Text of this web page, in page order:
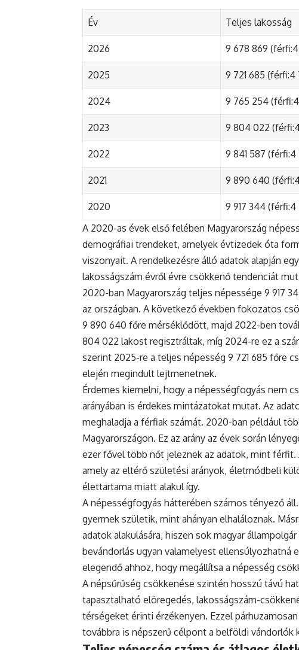
Év Teljes lakosság
2026 9 678 869
2025 9 721 685 (férfi:4
2024 9 765 254
2023 9 804 022
2022 9 841 587 (férfi:4
2021 9 890 640 (férfi:4
2020
9 917 344 (férfi:4
A 2020-as évek első felében Magyarország
demográfiai trendeket, amelyek évtizedek óta
viszonyait. A rendelkezésre álló adatok alapján
lakosságszám évről évre csökkenő tendenciát
2020-ban Magyarország teljes népessége 9 917
az országban. A következő években fokozatos
9 890 640 főre mérséklődött, majd 2022-ben
804 022 lakost regisztráltak, míg 2024-re ez a
szerint 2025-re a teljes népesség 9 721 685 főre
elején megindult lejtmenetnek.
Érdemes kiemelni, hogy a népességfogyás nem
arányában is érdekes mintázatokat mutat. Az
meghaladja a férfiak számát. 2020-ban például
Magyarországon. Ez az arány az évek során
ezer fővel több nőt jeleznek az adatok, mint
amely az eltérő születési arányok, életmódbeli
élettartama miatt alakul így.
A népességfogyás hátterében számos tényező
gyermek születik, mint ahányan elhaláloznak.
adatok alakulására, hiszen sok magyar
bevándorlás ugyan valamelyest
elegendő ahhoz, hogy megállítsa a népesség
A népsűrűség csökkenése szintén hosszú távú
tapasztalható elöregedés, lakosságszám-
térségeket érinti érzékenyen. Ezzel
továbbra is népszerű célpont a belföldi vándorlók